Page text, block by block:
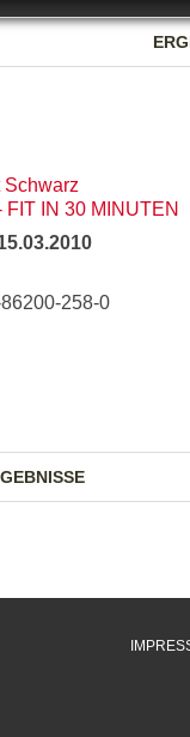
Schwarz
IN 30 MINUTEN
258-0
Anbieter Zweck
Wird für